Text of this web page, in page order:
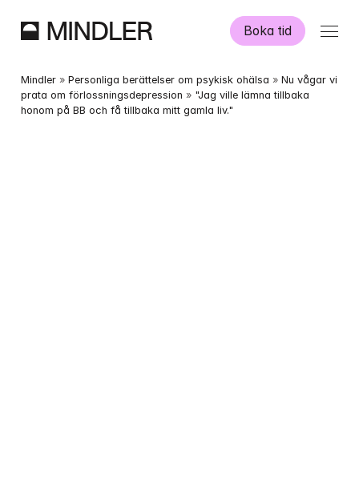
Boka tid
Våra psykologer
Mindler » Personliga berättelser om psykisk ohälsa » Nu vågar vi
prata om förlossningsdepression » "Jag ville lämna tillbaka
honom på BB och få tillbaka mitt gamla liv."